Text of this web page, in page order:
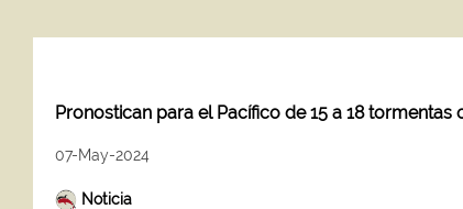
Pronostican para el Pacífico de 15 a 18 tormentas
07-May-2024
Noticia